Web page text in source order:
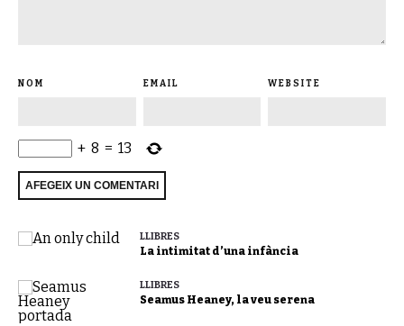
NOM EMAIL WEBSITE
+ 8 = 13
LLIBRES
La intimitat d’una infància
LLIBRES
Seamus Heaney, la veu serena